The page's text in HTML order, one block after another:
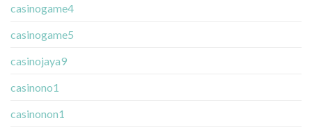
casinogame4
casinogame5
casinojaya9
casinono1
casinonon1